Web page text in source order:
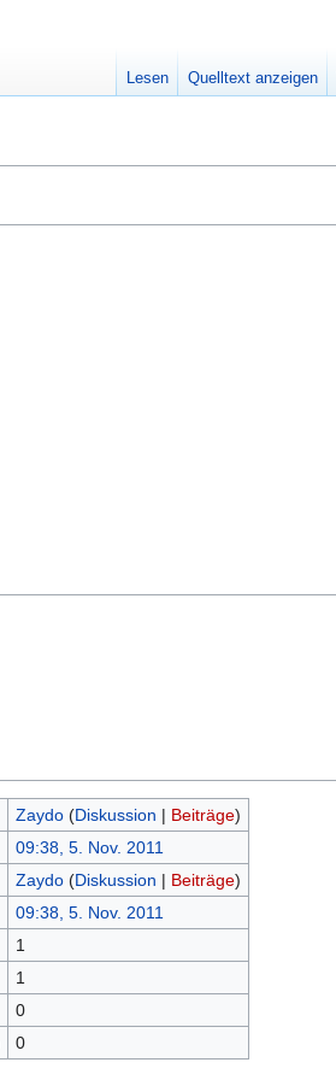
Zaydo (Diskussion | Beiträge)
09:38, 5. Nov. 2011
Zaydo (Diskussion | Beiträge)
09:38, 5. Nov. 2011
1
1
0
0
Lesen Quelltext anzeigen